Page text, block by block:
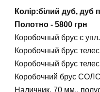
Колір:білий дуб, дуб
Полотно - 5800 грн
Коробочный брус с
Коробочный брус
Коробочный брус
Коробочний брус
Наличник, 70 мм.,